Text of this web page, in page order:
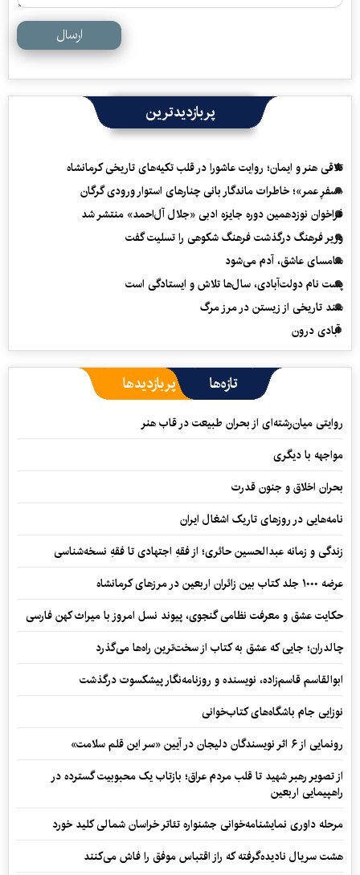
ارسال
پربازدیدترین
تلاقی هنر و ایمان؛ روایت عاشورا در قلب تکیه‌های تاریخی کرمانشاه
«سفرِ عمر»؛ خاطرات ماندگار بانی چنارهای استوار ورودی گرگان
فراخوان نوزدهمین دوره جایزه ادبی «جلال آل‌احمد» منتشر شد
وزیر فرهنگ درگذشت فرهنگ شکوهی را تسلیت گفت
سامسای عاشق، آدم می‌شود
پشت نام دولت‌آبادی، سال‌ها تلاش و ایستادگی است
سند تاریخی از زیستن در مرز مرگ
آبادی درون
تازه‌ها پربازدیدها
روایتی میان‌رشته‌ای از بحران طبیعت در قاب هنر
مواجهه با دیگری
بحران اخلاق و جنون قدرت
نامه‌هایی در روزهای تاریک اشغال ایران
زندگی و زمانه عبدالحسین حائری؛ از فقهِ اجتهادی تا فقهِ نسخه‌شناسی
عرضه ۱۰۰۰ جلد کتاب بین زائران اربعین در مرزهای کرمانشاه
حکایت عشق و معرفت نظامی گنجوی، پیوند نسل امروز با میراث کهن فارسی
چالدران؛ جایی که عشق به کتاب از سخت‌ترین راه‌ها می‌گذرد
ابوالقاسم قاسم‌زاده، نویسنده و روزنامه‌نگار پیشکسوت درگذشت
نوزایی جام باشگاه‌های کتاب‌خوانی
رونمایی از ۶ اثر نویسندگان دلیجان در آیین «سر این قلم سلامت»
از تصویر رهبر شهید تا قلب مردم عراق؛ بازتاب یک محبوبیت گسترده در
راهپیمایی اربعین
مرحله داوری نمایشنامه‌خوانی جشنواره تئاتر خراسان شمالی کلید خورد
هشت سریال نادیده‌گرفته که راز اقتباس موفق را فاش می‌کنند